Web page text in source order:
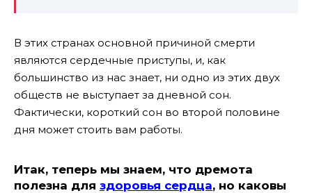
В этих странах основной причиной смерти
являются сердечные приступы, и, как
большинство из нас знает, ни одно из этих двух
обществ не выступает за дневной сон.
Фактически, короткий сон во второй половине
дня может стоить вам работы.
Итак, теперь мы знаем, что дремота
полезна для здоровья сердца, но каковы